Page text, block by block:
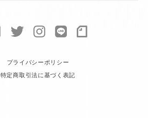
プライバシーポリシー
特定商取引法に基づく表記